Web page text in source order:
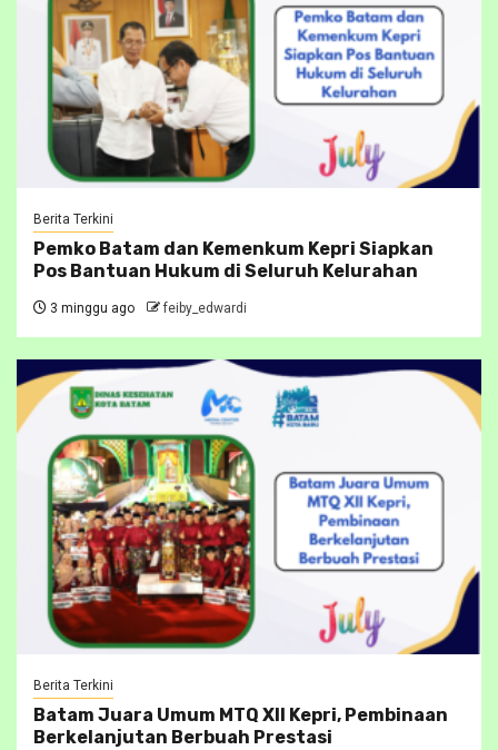
Berita Terkini
Pemko Batam dan Kemenkum Kepri Siapkan
Pos Bantuan Hukum di Seluruh Kelurahan
3 minggu ago feiby_edwardi
Berita Terkini
Batam Juara Umum MTQ XII Kepri, Pembinaan
Berkelanjutan Berbuah Prestasi